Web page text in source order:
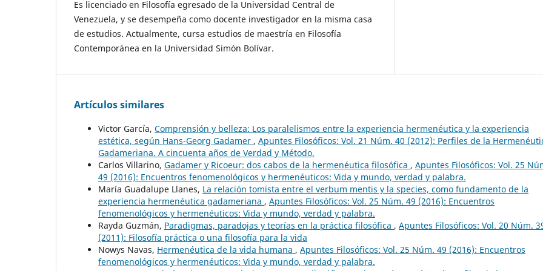
Es licenciado en Filosofía egresado de la Universidad Central de
Venezuela, y se desempeña como docente investigador en la misma casa
de estudios. Actualmente, cursa estudios de maestría en Filosofía
Contemporánea en la Universidad Simón Bolívar.
Artículos similares
Victor García, Comprensión y belleza: Los paralelismos entre la experiencia hermenéutica y la experiencia
estética, según Hans-Georg Gadamer , Apuntes Filosóficos: Vol. 21 Núm. 40 (2012): Perfiles de la
Gadameriana. A cincuenta años de Verdad y Método.
Carlos Villarino, Gadamer y Ricoeur: dos cabos de la hermenéutica filosófica , Apuntes Filosóficos: Vol. 25
49 (2016): Encuentros fenomenológicos y hermenéuticos: Vida y mundo, verdad y palabra.
María Guadalupe Llanes, La relación tomista entre el verbum mentis y la species, como fundamento de la
experiencia hermenéutica gadameriana , Apuntes Filosóficos: Vol. 25 Núm. 49 (2016): Encuentros
fenomenológicos y hermenéuticos: Vida y mundo, verdad y palabra.
Rayda Guzmán, Paradigmas, paradojas y teorías en la práctica filosófica , Apuntes Filosóficos: Vol. 20 Núm.
(2011): Filosofía práctica o una filosofía para la vida
Nowys Navas, Hermenéutica de la vida humana , Apuntes Filosóficos: Vol. 25 Núm. 49 (2016): Encuentros
fenomenológicos y hermenéuticos: Vida y mundo, verdad y palabra.